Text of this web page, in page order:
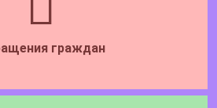
граждан